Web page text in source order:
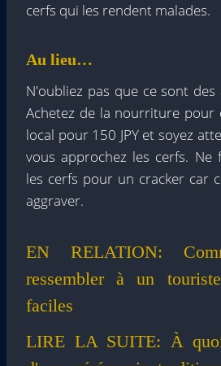
cerfs qui les rendent malades.
Au lieu…
N'oubliez pas que ce sont des
Achetez de la nourriture pour
local pour 150 JPY et soyez
vous approchez les cerfs. Ne
les cerfs pour un cracker car
aggraver.
EN RELATION:
ressembler à un
faciles
LIRE LA SUITE: À